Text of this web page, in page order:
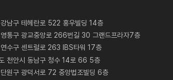
남구 테헤란로 522 홍우빌딩 14층
통구 광교중앙로 266번길 30 그랜드프라자7층
수구 센트럴로 263 IBS타워 17층
천안시 동남구 청수 14로 66 5층
원구 광덕서로 72 중앙법조빌딩 6층